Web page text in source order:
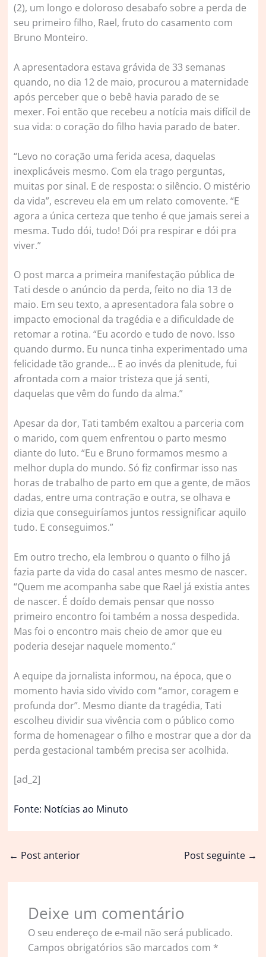
(2), um longo e doloroso desabafo sobre a perda de
seu primeiro filho, Rael, fruto do casamento com
Bruno Monteiro.
A apresentadora estava grávida de 33 semanas
quando, no dia 12 de maio, procurou a maternidade
após perceber que o bebê havia parado de se
mexer. Foi então que recebeu a notícia mais difícil de
sua vida: o coração do filho havia parado de bater.
“Levo no coração uma ferida acesa, daquelas
inexplicáveis mesmo. Com ela trago perguntas,
muitas por sinal. E de resposta: o silêncio. O mistério
da vida”, escreveu ela em um relato comovente. “E
agora a única certeza que tenho é que jamais serei a
mesma. Tudo dói, tudo! Dói pra respirar e dói pra
viver.”
O post marca a primeira manifestação pública de
Tati desde o anúncio da perda, feito no dia 13 de
maio. Em seu texto, a apresentadora fala sobre o
impacto emocional da tragédia e a dificuldade de
retomar a rotina. “Eu acordo e tudo de novo. Isso
quando durmo. Eu nunca tinha experimentado uma
felicidade tão grande… E ao invés da plenitude, fui
afrontada com a maior tristeza que já senti,
daquelas que vêm do fundo da alma.”
Apesar da dor, Tati também exaltou a parceria com
o marido, com quem enfrentou o parto mesmo
diante do luto. “Eu e Bruno formamos mesmo a
melhor dupla do mundo. Só fiz confirmar isso nas
horas de trabalho de parto em que a gente, de mãos
dadas, entre uma contração e outra, se olhava e
dizia que conseguiríamos juntos ressignificar aquilo
tudo. E conseguimos.”
Em outro trecho, ela lembrou o quanto o filho já
fazia parte da vida do casal antes mesmo de nascer.
“Quem me acompanha sabe que Rael já existia antes
de nascer. É doído demais pensar que nosso
primeiro encontro foi também a nossa despedida.
Mas foi o encontro mais cheio de amor que eu
poderia desejar naquele momento.”
A equipe da jornalista informou, na época, que o
momento havia sido vivido com “amor, coragem e
profunda dor”. Mesmo diante da tragédia, Tati
escolheu dividir sua vivência com o público como
forma de homenagear o filho e mostrar que a dor da
perda gestacional também precisa ser acolhida.
[ad_2]
Fonte: Notícias ao Minuto
← Post anterior Post seguinte →
Deixe um comentário
O seu endereço de e-mail não será publicado.
Campos obrigatórios são marcados com *